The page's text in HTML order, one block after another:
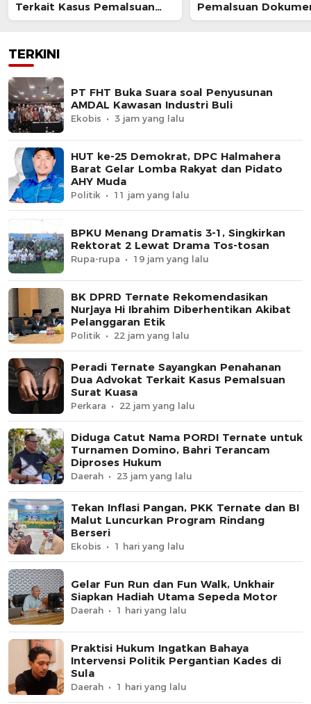
Terkait Kasus Pemalsuan
Surat Kuasa
Pemalsuan
TERKINI
PT FHT Buka Suara soal Penyusunan
AMDAL Kawasan Industri Buli
Ekobis 3 jam yang lalu
HUT ke-25 Demokrat, DPC Halmahera
Barat Gelar Lomba Rakyat dan Pidato
AHY Muda
Politik 11 jam yang lalu
BPKU Menang Dramatis 3-1, Singkirkan
Rektorat 2 Lewat Drama Tos-tosan
Rupa-rupa 19 jam yang lalu
BK DPRD Ternate Rekomendasikan
Nurjaya Hi Ibrahim Diberhentikan Akibat
Pelanggaran Etik
Politik 22 jam yang lalu
Peradi Ternate Sayangkan Penahanan
Dua Advokat Terkait Kasus Pemalsuan
Surat Kuasa
Perkara 22 jam yang lalu
Diduga Catut Nama PORDI Ternate untuk
Turnamen Domino, Bahri Terancam
Diproses Hukum
Daerah 23 jam yang lalu
Tekan Inflasi Pangan, PKK Ternate dan BI
Malut Luncurkan Program Rindang
Berseri
Ekobis 1 hari yang lalu
Gelar Fun Run dan Fun Walk, Unkhair
Siapkan Hadiah Utama Sepeda Motor
Daerah 1 hari yang lalu
Praktisi Hukum Ingatkan Bahaya
Intervensi Politik Pergantian Kades di
Sula
Daerah 1 hari yang lalu